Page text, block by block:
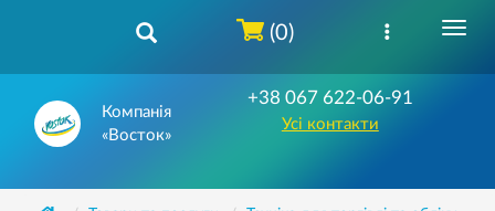
Компанія
«Восток»
+38 067 622-06-91
Усі контакти
(0)